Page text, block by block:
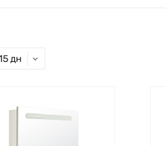
дн